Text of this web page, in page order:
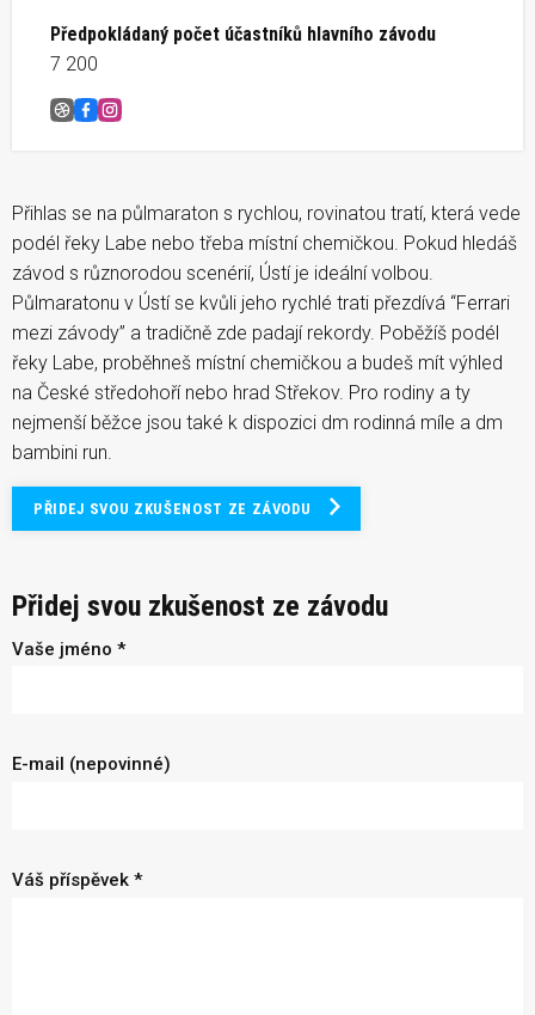
Předpokládaný počet účastníků hlavního závodu
7 200
Mattoni Running Festival Ústí nad Labem
Facebook
Instagram
Přihlas se na půlmaraton s rychlou, rovinatou tratí, která vede
podél řeky Labe nebo třeba místní chemičkou. Pokud hledáš
závod s různorodou scenérií, Ústí je ideální volbou.
Půlmaratonu v Ústí se kvůli jeho rychlé trati přezdívá “Ferrari
mezi závody” a tradičně zde padají rekordy. Poběžíš podél
řeky Labe, proběhneš místní chemičkou a budeš mít výhled
na České středohoří nebo hrad Střekov. Pro rodiny a ty
nejmenší běžce jsou také k dispozici dm rodinná míle a dm
bambini run.
PŘIDEJ SVOU ZKUŠENOST ZE ZÁVODU
Přidej svou zkušenost ze závodu
Vaše jméno *
E-mail (nepovinné)
Váš příspěvek *